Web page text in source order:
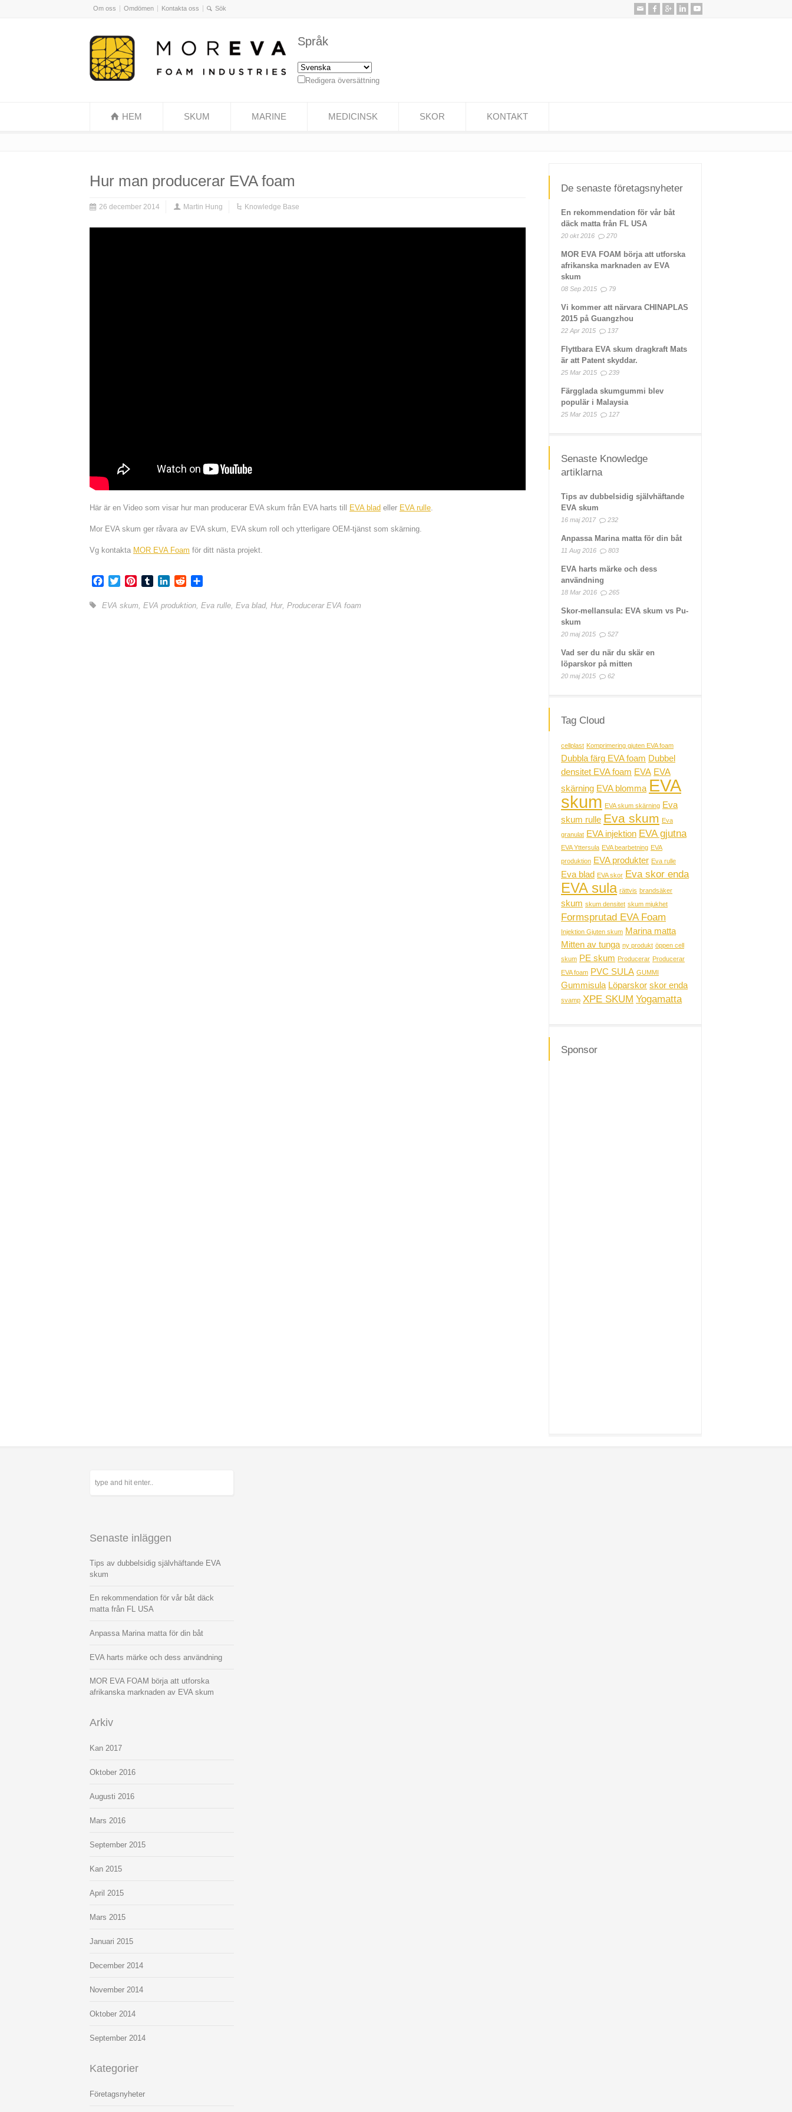
Om oss Omdömen Kontakta oss
Språk
Redigera översättning
HEM SKUM MARINE MEDICINSK SKOR KONTAKT
Hur man producerar EVA foam
26 december 2014 Martin Hung Knowledge Base
Här är en Video som visar hur man producerar EVA skum från EVA harts till EVA blad eller EVA rulle.
Mor EVA skum ger råvara av EVA skum, EVA skum roll och ytterligare OEM-tjänst som skärning.
Vg kontakta MOR EVA Foam för ditt nästa projekt.
Facebook
TwitterPinterestTumblrLinkedInReddit
EVA skum, EVA produktion, Eva rulle, Eva blad, Hur, Producerar EVA foam
De senaste företagsnyheter
En rekommendation för vår båt
däck matta från FL USA
20 okt 2016 270
MOR EVA FOAM börja att utforska
afrikanska marknaden av EVA
skum
08 Sep 2015 79
Vi kommer att närvara CHINAPLAS
2015 på Guangzhou
22 Apr 2015 137
Flyttbara EVA skum dragkraft Mats
är att Patent skyddar.
25 Mar 2015 239
Färgglada skumgummi blev
populär i Malaysia
25 Mar 2015 127
Senaste Knowledge
artiklarna
Tips av dubbelsidig självhäftande
EVA skum
16 maj 2017 232
Anpassa Marina matta för din båt
11 Aug 2016 803
EVA harts märke och dess
användning
18 Mar 2016 265
Skor-mellansula: EVA skum vs Pu-
skum
20 maj 2015 527
Vad ser du när du skär en
löparskor på mitten
20 maj 2015 62
Tag Cloud
cellplast Komprimering gjuten EVA foam
Dubbla färg EVA foam Dubbel
densitet EVA foam EVA EVA
skärning EVA blomma EVA
skum EVA skum skärning Eva
skum rulle Eva skum Eva
granulat EVA injektion EVA gjutna
EVA Yttersula EVA bearbetning EVA
produktion EVA produkter Eva rulle
Eva blad EVA skor Eva skor enda
EVA sula rättvis brandsäker
skum skum densitet skum mjukhet
Formsprutad EVA Foam
Injektion Gjuten skum Marina matta
Mitten av tunga ny produkt öppen cell
skum PE skum Producerar Producerar
EVA foam PVC SULA GUMMI
Gummisula Löparskor skor enda
svamp XPE SKUM Yogamatta
Sponsor
Senaste inläggen
Tips av dubbelsidig självhäftande EVA
skum
En rekommendation för vår båt däck
matta från FL USA
Anpassa Marina matta för din båt
EVA harts märke och dess användning
MOR EVA FOAM börja att utforska
afrikanska marknaden av EVA skum
Arkiv
Kan 2017
Oktober 2016
Augusti 2016
Mars 2016
September 2015
Kan 2015
April 2015
Mars 2015
Januari 2015
December 2014
November 2014
Oktober 2014
September 2014
Kategorier
Företagsnyheter